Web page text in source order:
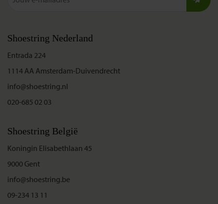
Shoestring Nederland
Entrada 224
1114 AA Amsterdam-Duivendrecht
info@shoestring.nl
020-685 02 03
Shoestring België
Koningin Elisabethlaan 45
9000 Gent
info@shoestring.be
09-234 13 11